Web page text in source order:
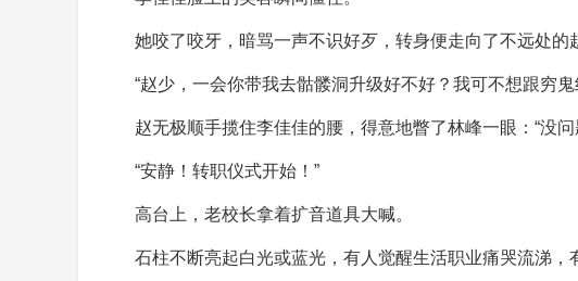
她咬了咬牙，暗骂一声不识好歹，转身便走向了不远处的
“赵少，一会你带我去骷髅洞升级好不好？我可不想跟穷鬼
赵无极顺手揽住李佳佳的腰，得意地瞥了林峰一眼：“没
“安静！转职仪式开始！”
高台上，老校长拿着扩音道具大喊。
石柱不断亮起白光或蓝光，有人觉醒生活职业痛哭流涕，